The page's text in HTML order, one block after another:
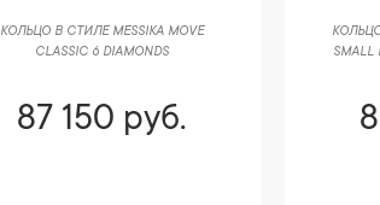
КОЛЬЦО В СТИЛЕ MESSIKA MOVE
CLASSIC 6 DIAMONDS
87 150 руб.
КОЛЬЦО
SMALL